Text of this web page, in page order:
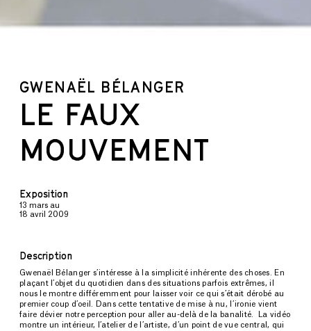
GWENAËL BÉLANGER
LE FAUX
MOUVEMENT
Exposition
13 mars au
18 avril 2009
Description
Gwenaël Bélanger s’intéresse à la simplicité inhérente des choses. En
plaçant l’objet du quotidien dans des situations parfois extrêmes, il
nous le montre différemment pour laisser voir ce qui s’était dérobé au
premier coup d’oeil. Dans cette tentative de mise à nu, l’ironie vient
faire dévier notre perception pour aller au-delà de la banalité. La vidéo
montre un intérieur, l’atelier de l’artiste, d’un point de vue central, qui